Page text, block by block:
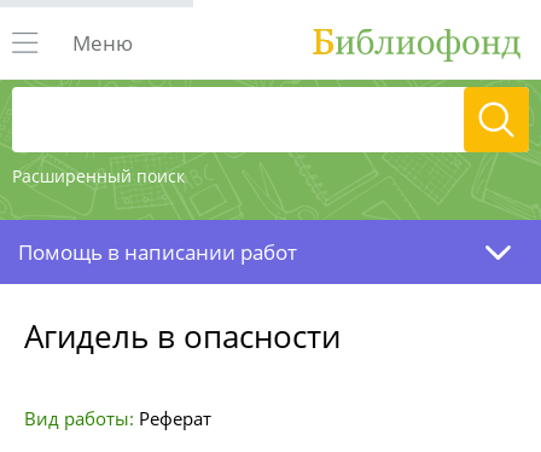
Расширенный поиск
Меню
Помощь в написании работ
Агидель в опасности
Вид работы: Реферат